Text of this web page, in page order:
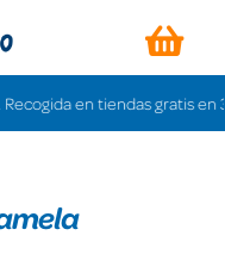
gratis en 3-6 días.